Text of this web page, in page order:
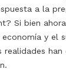
a la
Si bien
y el
realidades